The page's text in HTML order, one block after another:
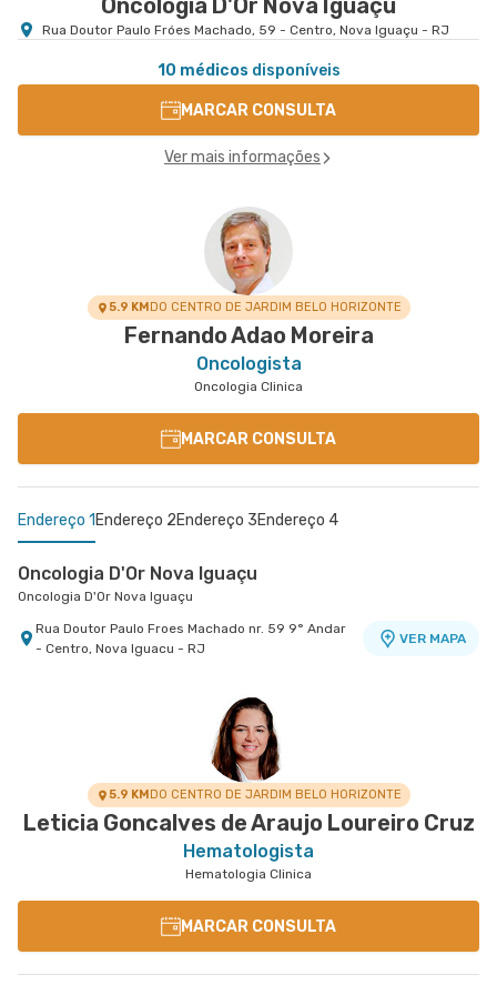
Oncologia D'Or Nova Iguaçu
Rua Doutor Paulo Fróes Machado, 59 - Centro, Nova Iguaçu - RJ
10 médicos disponíveis
MARCAR CONSULTA
Ver mais informações
5.9 KMDO CENTRO DE JARDIM BELO HORIZONTE
Fernando Adao Moreira
Oncologista
Oncologia Clinica
MARCAR CONSULTA
Endereço 1 Endereço 2Endereço 3Endereço 4
Oncologia D'Or Nova Iguaçu
Oncologia D'Or Nova Iguaçu
Rua Doutor Paulo Froes Machado nr. 59 9° Andar
- Centro, Nova Iguacu - RJ
VER MAPA
Rua Agostinho Coelho nr. 49 Sala 207 e 305 -
Campo Grande, Rio de Janeiro - RJ
Avenida Perimetral Marechal Floriano nr. 73 -
Jardim Vinte e Cinco de Agosto, Duque de
Rua Engenheiro Enaldo Cravo Peixoto nr. 105 Loja
A - Tijuca, Rio de Janeiro - RJ
5.9 KMDO CENTRO DE JARDIM BELO HORIZONTE
Leticia Goncalves de Araujo Loureiro Cruz
Hematologista
Hematologia Clinica
MARCAR CONSULTA